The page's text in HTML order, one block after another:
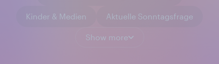
Kinder & Medien Aktuelle Sonntagsfrage
Show more